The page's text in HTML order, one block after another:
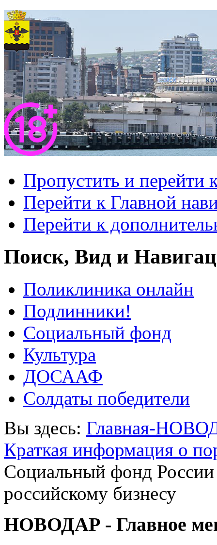
Пропустить и перейти
Перейти к Главной
Перейти к
Поиск, Вид и
Поликлиника онлайн
Подлинники!
Социальный фонд
Культура
ДОСААФ
Солдаты победители
Вы здесь: Главная-
Краткая информация о
Социальный фонд России
российскому бизнесу
НОВОДАР - Главное